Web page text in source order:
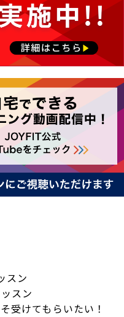
スン
スン
受けてもらいたい！